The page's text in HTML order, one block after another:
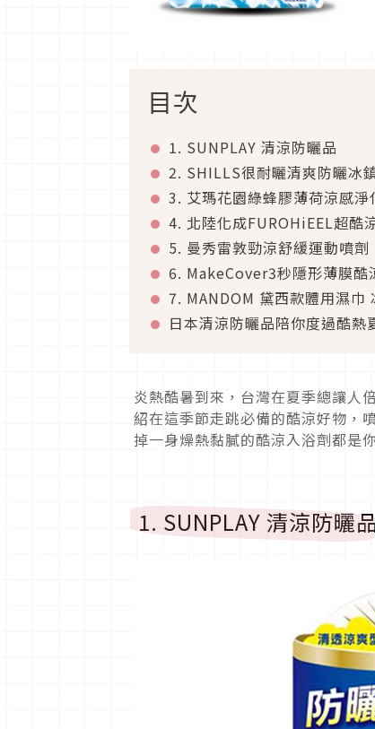
目次
1. SUNPLAY 清涼防曬品
2. SHILLS很耐曬清爽防曬冰
3. 艾瑪花園綠蜂膠薄荷涼感淨
4. 北陸化成FUROHiEEL超酷
5. 曼秀雷敦勁涼舒緩運動噴劑
6. MakeCover3秒隱形薄膜酷
7. MANDOM 黛西款體用濕巾
日本清涼防曬品陪你度過酷熱
炎熱酷暑到來，台灣在夏季總讓人
紹在這季節走跳必備的酷涼好物，
掉一身燥熱黏膩的酷涼入浴劑都是
1. SUNPLAY 清涼防曬品